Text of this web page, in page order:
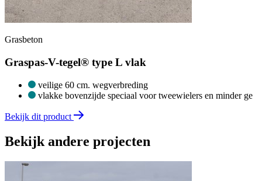
Grasbeton
Graspas-V-tegel® type L vlak
veilige 60 cm. wegverbreding
vlakke bovenzijde speciaal voor tweewielers en minder ge
Bekijk dit product
Bekijk andere projecten